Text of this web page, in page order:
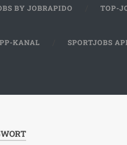
BY JOBRAPIDO TOP-
KANAL SPORTJOBS